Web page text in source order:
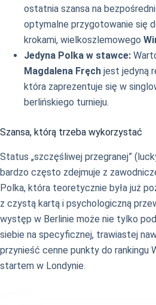
ostatnia szansa na
optymalne przygotowanie się
krokami, wielkoszlemowego
Jedyna Polka w stawce:
Magdalena Fręch jest jedyną
która zaprezentuje się w
berlińskiego turnieju.
Szansa, którą trzeba wykorzystać
Status „szczęśliwej przegranej”
bardzo często zdejmuje z
Polka, która teoretycznie była już
z czystą kartą i psychologiczną
występ w Berlinie może nie tylko
siebie na specyficznej, trawiastej
przynieść cenne punkty do rankingu
startem w Londynie.